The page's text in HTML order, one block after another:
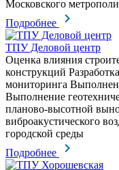
Московского
Подробнее
ТПУ Деловой центр
Оценка влияния
конструкций
мониторинга
Выполнение
планово-высотной
виброакустического
городской среды
Подробнее